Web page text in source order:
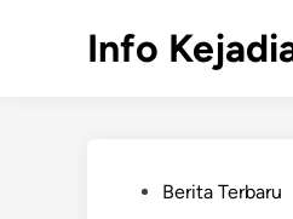
Info
PostedBerita Terbaru